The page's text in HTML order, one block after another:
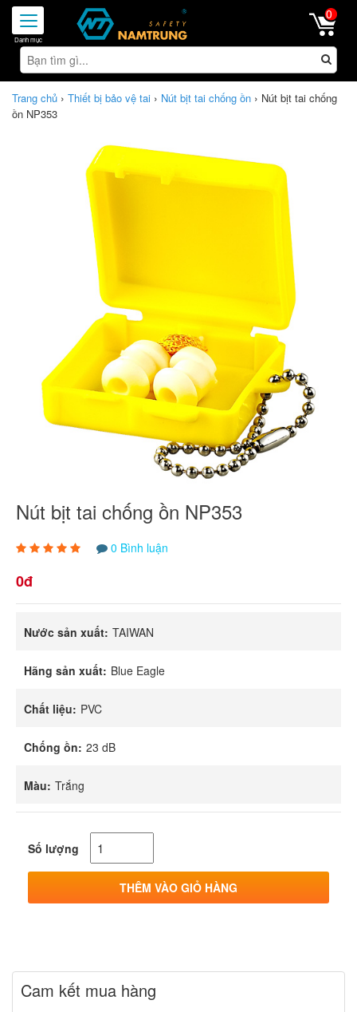
Toggle
navigation
0
Trang chủ › Thiết bị bảo vệ tai › Nút bịt tai chống ồn › Nút bịt tai chống
ồn NP353
Nút bịt tai chống ồn NP353
0 Bình luận
0đ
Nước sản xuất: TAIWAN
Hãng sản xuất: Blue Eagle
Chất liệu: PVC
Chống ồn: 23 dB
Màu: Trắng
Số lượng
THÊM VÀO GIỎ HÀNG
Cam kết mua hàng